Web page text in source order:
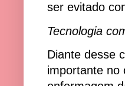
ser evitado
Tecnologia
Diante desse
importante no